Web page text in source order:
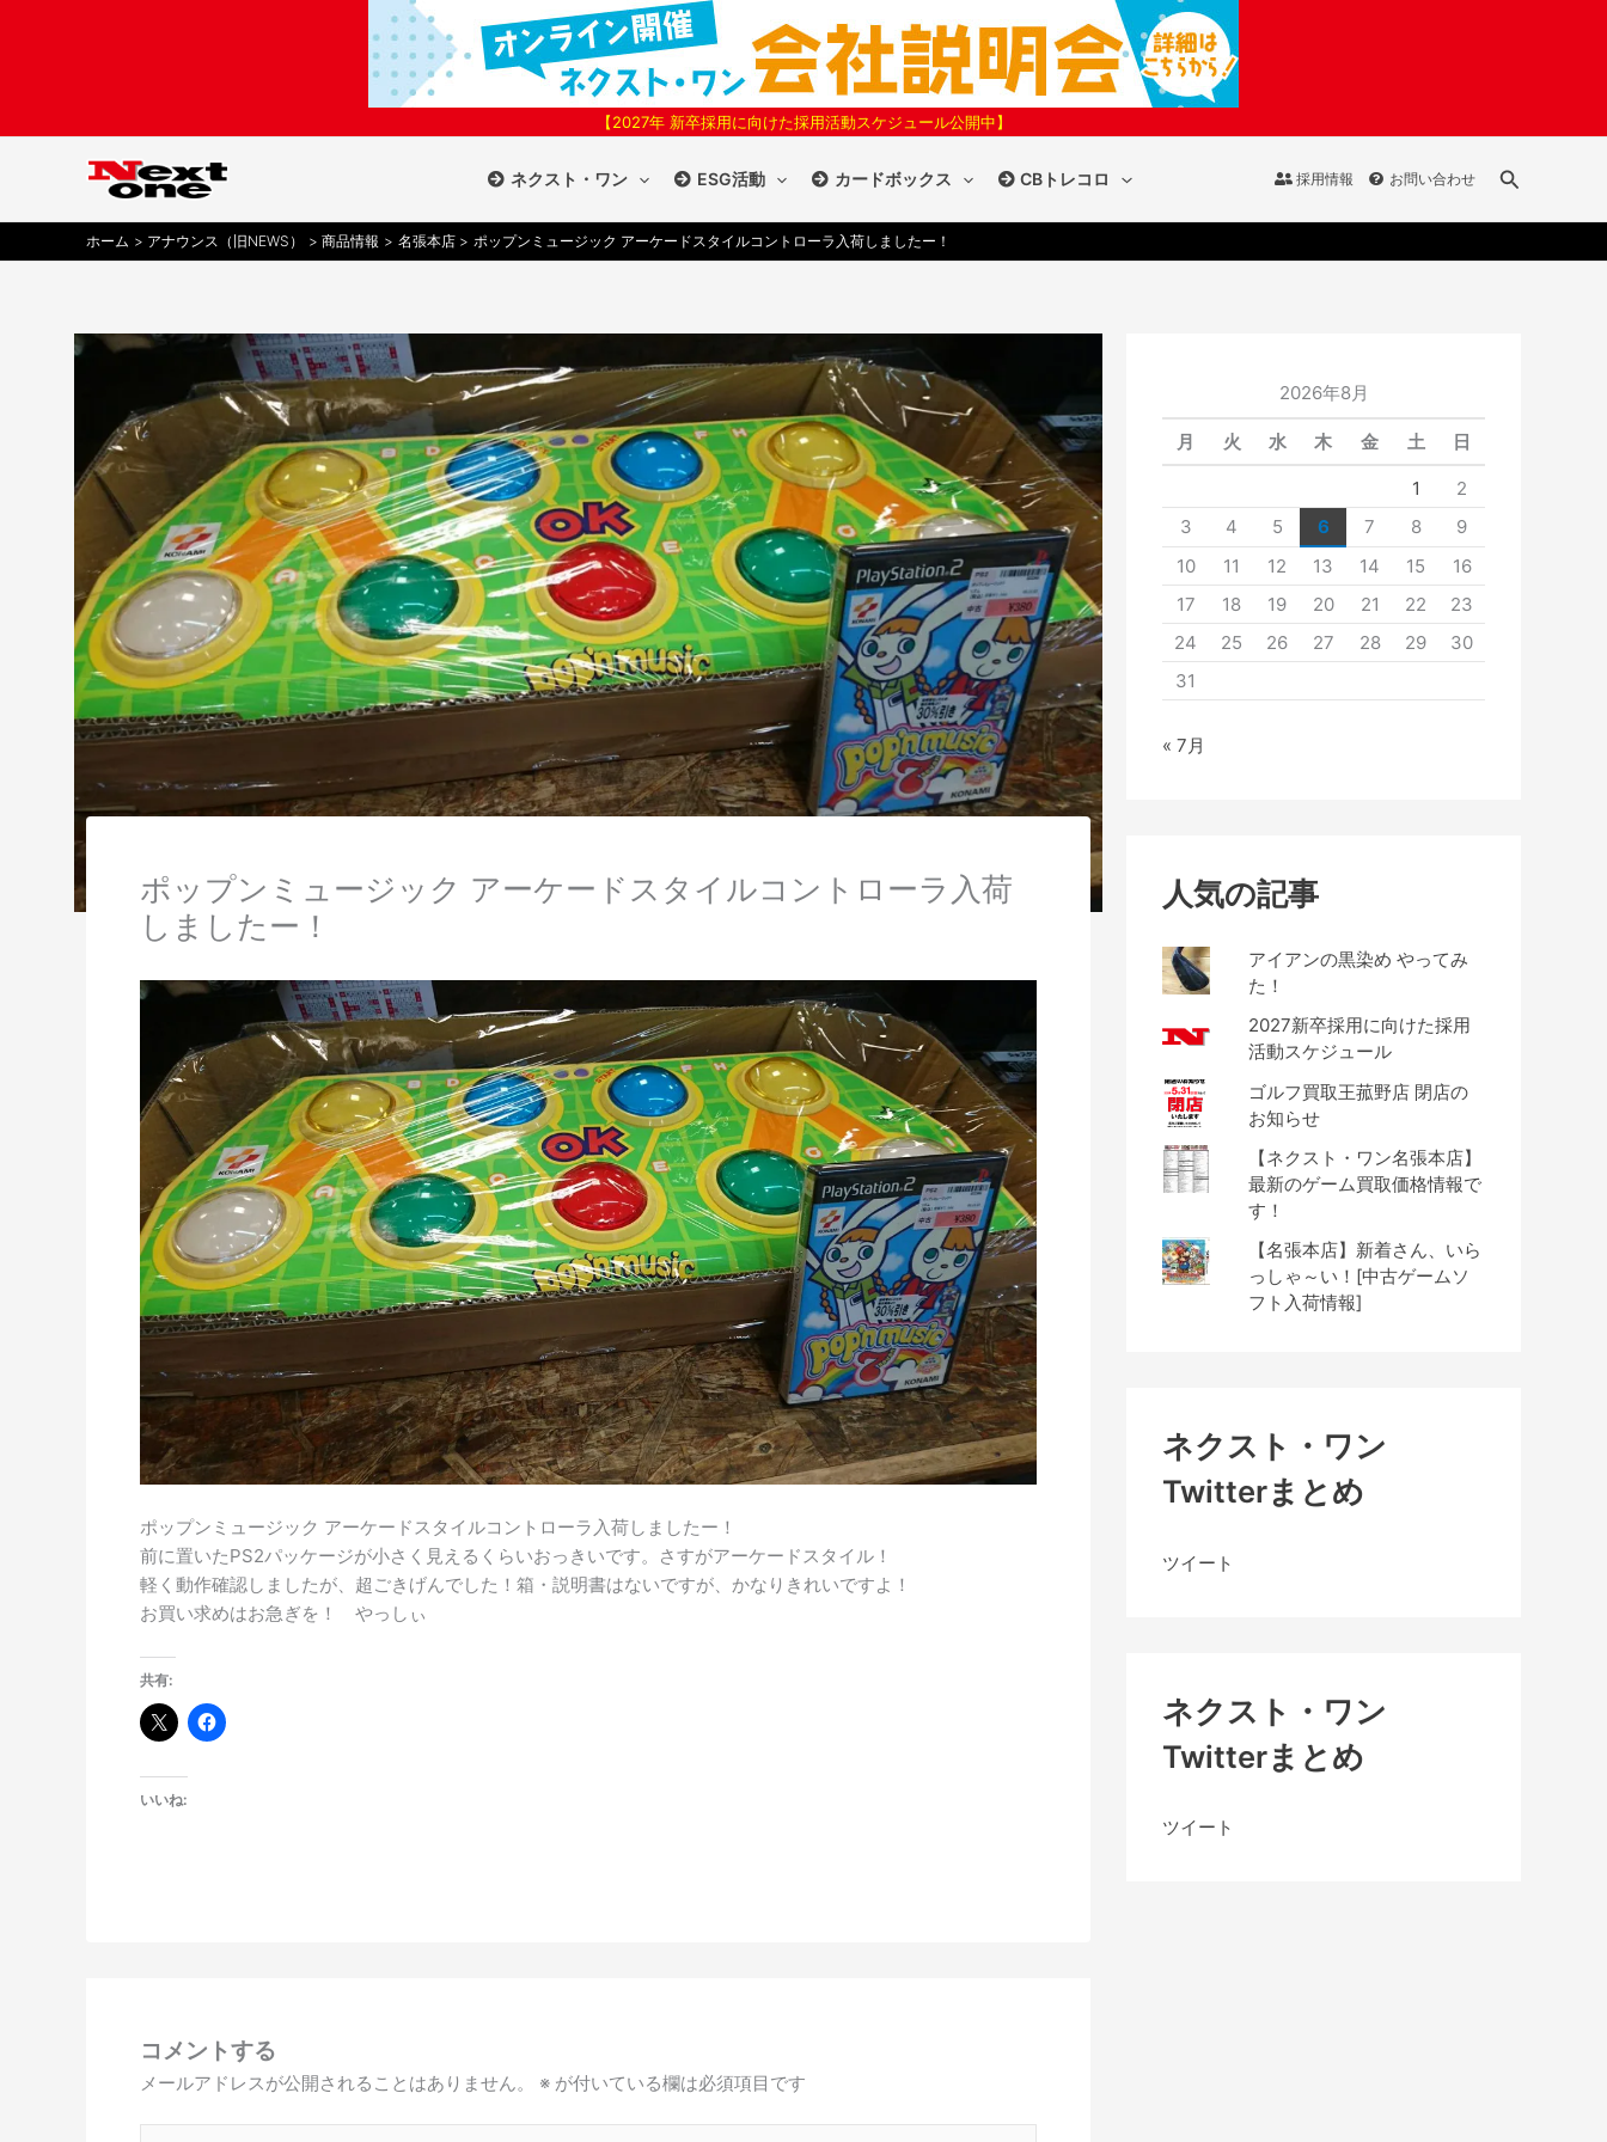
【2027年 新卒採用に向けた採用活動スケジュール公開中】
ネクスト・ワン ESG活動 カードボックス CBトレコロ 採用情報 お問い合わせ
検
ホーム アナウンス（旧NEWS） 商品情報 名張本店 ポップンミュージック アーケードスタイルコントローラ入荷しましたー！
ポップンミュージック アーケードスタイルコントローラ入荷
しましたー！
ポップンミュージック アーケードスタイルコントローラ入荷しましたー！
前に置いたPS2パッケージが小さく見えるくらいおっきいです。さすがアーケードスタイル！
軽く動作確認しましたが、超ごきげんでした！箱・説明書はないですが、かなりきれいですよ！
お買い求めはお急ぎを！ やっしぃ
共有:
いいね:
コメントする
メールアドレスが公開されることはありません。 ※ が付いている欄は必須項目です
2026年8月
月 火 水 木 金 土 日
1
2
3
4 5 6 7 8
9
10
11 12 13 14 15
16
17
18 19 20 21 22
23
24
25 26 27 28 29
30
31
« 7月
人気の記事
アイアンの黒染め やってみ
た！
2027新卒採用に向けた採用
活動スケジュール
ゴルフ買取王菰野店 閉店の
お知らせ
【ネクスト・ワン名張本店】
最新のゲーム買取価格情報で
す！
【名張本店】新着さん、いら
っしゃ～い！[中古ゲームソ
フト入荷情報]
ネクスト・ワン
Twitterまとめ
ツイート
ネクスト・ワン
Twitterまとめ
ツイート